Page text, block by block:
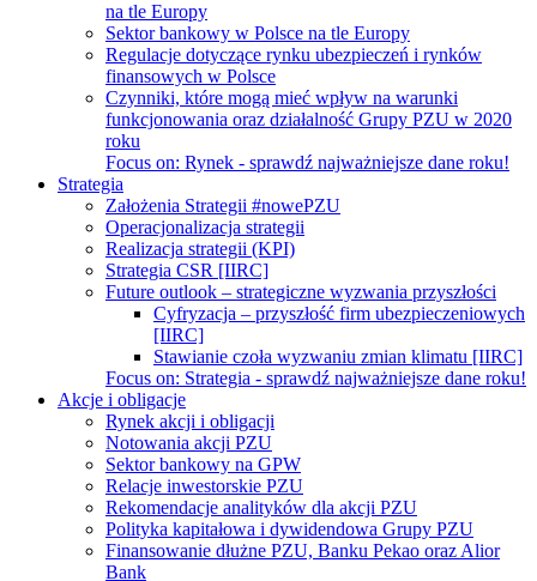
na tle Europy
Sektor bankowy w Polsce na tle Europy
Regulacje dotyczące rynku ubezpieczeń i rynków
finansowych w Polsce
Czynniki, które mogą mieć wpływ na warunki
funkcjonowania oraz działalność Grupy PZU w 2020
roku
Focus on: Rynek - sprawdź najważniejsze dane roku!
Strategia
Założenia Strategii #nowePZU
Operacjonalizacja strategii
Realizacja strategii (KPI)
Strategia CSR [IIRC]
Future outlook – strategiczne wyzwania przyszłości
Cyfryzacja – przyszłość firm ubezpieczeniowych
[IIRC]
Stawianie czoła wyzwaniu zmian klimatu [IIRC]
Focus on: Strategia - sprawdź najważniejsze dane roku!
Akcje i obligacje
Rynek akcji i obligacji
Notowania akcji PZU
Sektor bankowy na GPW
Relacje inwestorskie PZU
Rekomendacje analityków dla akcji PZU
Polityka kapitałowa i dywidendowa Grupy PZU
Finansowanie dłużne PZU, Banku Pekao oraz Alior
Bank